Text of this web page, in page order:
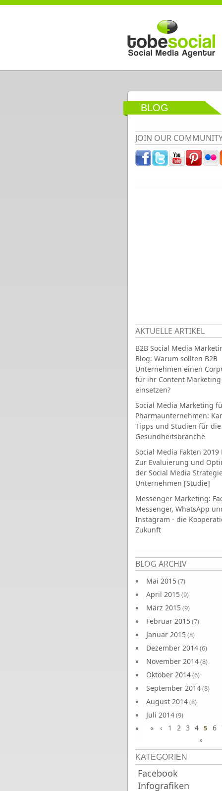
Direkt zum Inhalt
BLOG
JOIN OUR
AKTUELLE ARTIKEL
B2B Social Media
Blog: Warum sollten B2B
Unternehmen einen
für ihr Content Marketing
einsetzen?
Social Media Marketing
Pharmaunternehmen:
Tipps und Studien für die
Gesundheitsbranche
Social Media Fakten 2019
Zur Evaluierung und
der Social Media
Unternehmen [Studie]
Messenger Marketing:
Messenger, WhatsApp
Instagram - die
Zukunft
BLOG ARCHIV
Mai 2015(7)
April 2015(9)
März 2015(9)
Februar 2015(7)
Januar 2015(8)
Dezember 2014(6)
November 2014(8)
Oktober 2014(6)
September 2014(8)
August 2014(8)
Juli 2014(9)
Juni 2014(8)
Seiten
« ‹ 1 2 3 4 5 6
»
KATEGORIEN
Facebook
Infografiken